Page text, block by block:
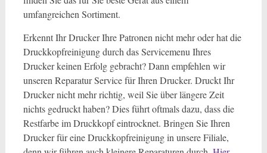
umfangreichen Sortiment.
Erkennt Ihr Drucker Ihre Patronen nicht mehr oder hat die
Druckkopfreinigung durch das Servicemenu Ihres
Drucker keinen Erfolg gebracht? Dann empfehlen wir
unseren Reparatur Service für Ihren Drucker. Druckt Ihr
Drucker nicht mehr richtig, weil Sie über längere Zeit
nichts gedruckt haben? Dies führt oftmals dazu, dass die
Restfarbe im Druckkopf eintrocknet. Bringen Sie Ihren
Drucker für eine Druckkopfreinigung in unsere Filiale,